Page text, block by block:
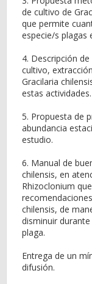
de cultivo de
que permite
especie/s plagas
4. Descripción
cultivo,
Gracilaria
estas actividades.
5. Propuesta de
abundancia
estudio.
6. Manual de
chilensis, en
Rhizoclonium
chilensis, de
disminuir
plaga.
Entrega de un
difusión.